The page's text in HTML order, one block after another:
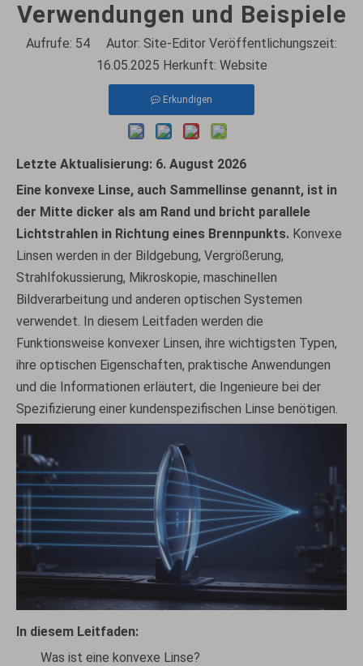
Verwendungen und Beispiele
Aufrufe: 54 Autor: Site-Editor Veröffentlichungszeit:
16.05.2025 Herkunft: Website
Erkundigen
Letzte Aktualisierung: 6. August 2026
Eine konvexe Linse, auch Sammellinse genannt, ist in
der Mitte dicker als am Rand und bricht parallele
Lichtstrahlen in Richtung eines Brennpunkts. Konvexe
Linsen werden in der Bildgebung, Vergrößerung,
Strahlfokussierung, Mikroskopie, maschinellen
Bildverarbeitung und anderen optischen Systemen
verwendet. In diesem Leitfaden werden die
Funktionsweise konvexer Linsen, ihre wichtigsten Typen,
ihre optischen Eigenschaften, praktische Anwendungen
und die Informationen erläutert, die Ingenieure bei der
Spezifizierung einer kundenspezifischen Linse benötigen.
In diesem Leitfaden:
Was ist eine konvexe Linse?